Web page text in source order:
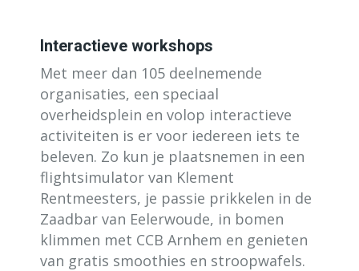
Interactieve workshops
Met meer dan 105 deelnemende
organisaties, een speciaal
overheidsplein en volop interactieve
activiteiten is er voor iedereen iets te
beleven. Zo kun je plaatsnemen in een
flightsimulator van Klement
Rentmeesters, je passie prikkelen in de
Zaadbar van Eelerwoude, in bomen
klimmen met CCB Arnhem en genieten
van gratis smoothies en stroopwafels.